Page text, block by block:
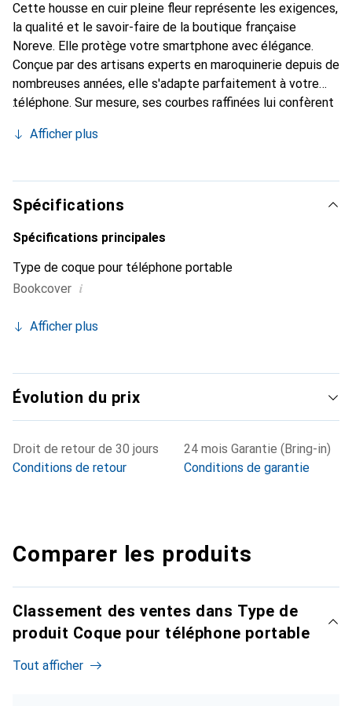
Cette housse en cuir pleine fleur représente les exigences,
la qualité et le savoir-faire de la boutique française
Noreve. Elle protège votre smartphone avec élégance.
Conçue par des artisans experts en maroquinerie depuis de
nombreuses années, elle s'adapte parfaitement à votre
téléphone. Sur mesure, ses courbes raffinées lui confèrent
et indispensable de votre smartphone. Reconnaître
marque Noreve est un choix sûr pour une clientèle
exigeante.
Afficher plus
Spécifications
Spécifications principales
Type de coque pour téléphone portable
Bookcover i
Afficher plus
Évolution du prix
Droit de retour de 30 jours
Conditions de retour
24 mois Garantie (Bring-in)
Conditions de garantie
Comparer les produits
Classement des ventes dans Type de
produit Coque pour téléphone portable
Tout afficher